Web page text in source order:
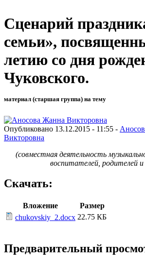
Сценарий
семьи»,
летию со дня
Чуковского.
материал (старшая группа) на тему
Опубликовано 13.12.2015 - 11:55 -
Викторовна
(совместная деятельность
воспитателей, родителей
Скачать:
Вложение
Размер
chukovskiy_2.docx 22.75 КБ
Предварительный